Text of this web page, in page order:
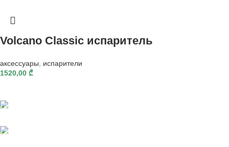
Volcano Classic испаритель
аксессуары
испарители
1520,00 ₾